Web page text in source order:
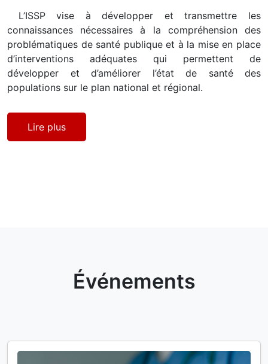
L’ISSP vise à développer et transmettre les
connaissances nécessaires à la compréhension des
problématiques de santé publique et à la mise en place
d’interventions adéquates qui permettent de
développer et d’améliorer l’état de santé des
populations sur le plan national et régional.
Lire plus
Événements